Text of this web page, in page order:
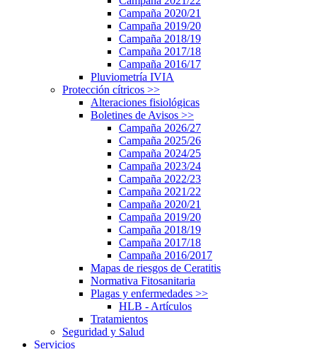
Campaña 2020/21
Campaña 2019/20
Campaña 2018/19
Campaña 2017/18
Campaña 2016/17
Pluviometría IVIA
Protección cítricos >>
Alteraciones fisiológicas
Boletines de Avisos >>
Campaña 2026/27
Campaña 2025/26
Campaña 2024/25
Campaña 2023/24
Campaña 2022/23
Campaña 2021/22
Campaña 2020/21
Campaña 2019/20
Campaña 2018/19
Campaña 2017/18
Campaña 2016/2017
Mapas de riesgos de Ceratitis
Normativa Fitosanitaria
Plagas y enfermedades >>
HLB - Artículos
Tratamientos
Seguridad y Salud
Servicios